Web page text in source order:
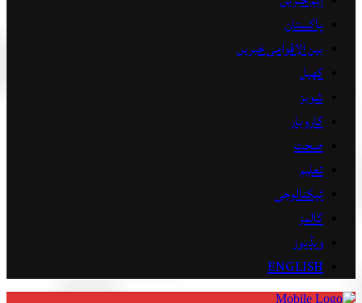
پاکستان
بین الاقوامی خبریں
کھیل
شوبز
کاروبار
صحت
تعلیم
ٹیکنالوجی
کالمز
ویڈیوز
ENGLISH